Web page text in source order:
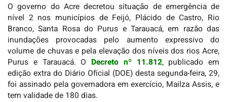
O governo do Acre decretou situação de emergência de
nível 2 nos municípios de Feijó, Plácido de Castro, Rio
Branco, Santa Rosa do Purus e Tarauacá, em razão das
inundações provocadas pelo aumento expressivo do
volume de chuvas e pela elevação dos níveis dos rios Acre,
Purus e Tarauacá. O Decreto nº 11.812, publicado em
edição extra do Diário Oficial (DOE) desta segunda-feira, 29,
foi assinado pela governadora em exercício, Mailza Assis, e
tem validade de 180 dias.